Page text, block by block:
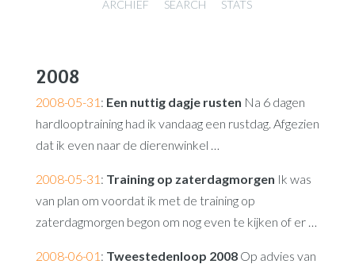
ARCHIEF
SEARCH STATS
2008
2008-05-31 : Een nuttig dagje rusten Na 6 dagen
hardlooptraining had ik vandaag een rustdag. Afgezien
dat ik even naar de dierenwinkel …
2008-05-31 : Training op zaterdagmorgen Ik was
van plan om voordat ik met de training op
zaterdagmorgen begon om nog even te kijken of er …
2008-06-01 : Tweestedenloop 2008Op advies van